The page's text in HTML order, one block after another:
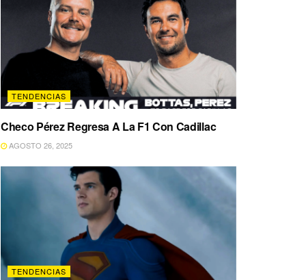
TENDENCIAS
Checo Pérez Regresa A La F1 Con Cadillac
AGOSTO 26, 2025
TENDENCIAS